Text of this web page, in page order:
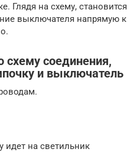
Глядя на схему, становится
выключателя напрямую к
схему соединения,
и выключатель
идет на светильник